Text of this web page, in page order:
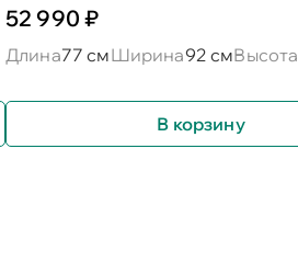
52 990 ₽
Длина77 смШирина92 смВысота
В корзину